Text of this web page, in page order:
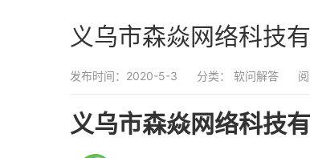
义乌市森焱网络科技
发布时间：2020-5-3 分类： 软问解答
义乌市森焱网络科技